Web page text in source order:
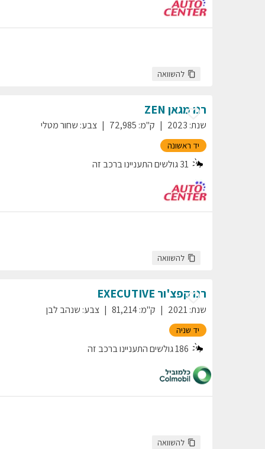
להשוואה
רנומגאן ZEN
שנת:
2023 ק"מ:
72,985 צבע: שחור מטלי
יד ראשונה
31גולשים התעניינו ברכב זה
להשוואה
רנוקפצ'ור EXECUTIVE
שנת:
2021 ק"מ:
81,214 צבע: שנהב לבן
יד שניה
186גולשים התעניינו ברכב זה
להשוואה